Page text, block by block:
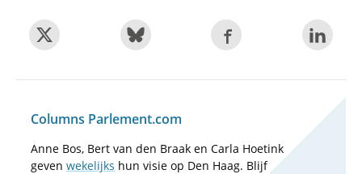
Columns Parlement.com
Anne Bos, Bert van den Braak en Carla Hoetink
geven wekelijks hun visie op Den Haag. Blijf